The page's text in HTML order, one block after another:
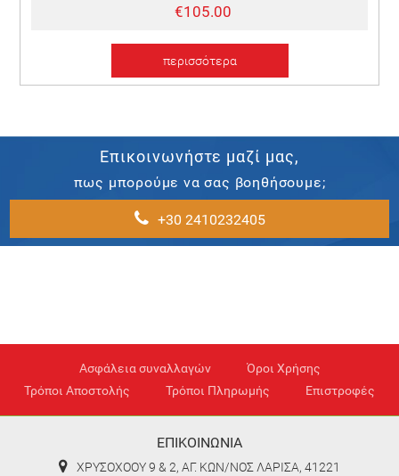
€105.00
περισσότερα
Επικοινωνήστε μαζί μας,
πως μπορούμε να σας βοηθήσουμε;
+30 2410232405
Ασφάλεια συναλλαγών
Όροι Χρήσης
Τρόποι Αποστολής
Τρόποι Πληρωμής Επιστροφές
ΕΠΙΚΟΙΝΩΝΙΑ
ΧΡΥΣΟΧΟΟΥ 9 & 2, ΑΓ. ΚΩΝ/ΝΟΣ ΛΑΡΙΣΑ, 41221